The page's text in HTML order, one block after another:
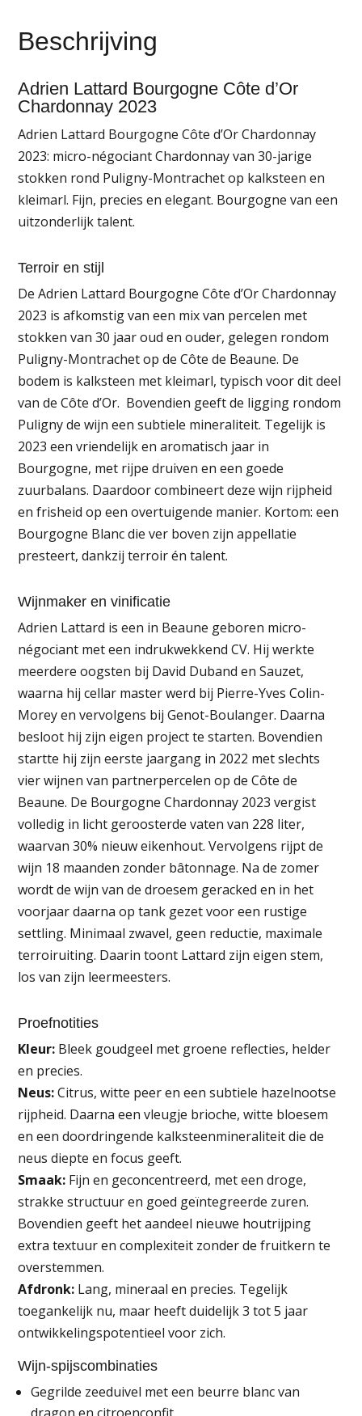
Beschrijving
Adrien Lattard Bourgogne Côte d’Or
Chardonnay 2023
Adrien Lattard Bourgogne Côte d’Or Chardonnay
2023: micro-négociant Chardonnay van 30-jarige
stokken rond Puligny-Montrachet op kalksteen en
kleimarl. Fijn, precies en elegant. Bourgogne van een
uitzonderlijk talent.
Terroir en stijl
De Adrien Lattard Bourgogne Côte d’Or Chardonnay
2023 is afkomstig van een mix van percelen met
stokken van 30 jaar oud en ouder, gelegen rondom
Puligny-Montrachet op de Côte de Beaune. De
bodem is kalksteen met kleimarl, typisch voor dit deel
van de Côte d’Or. Bovendien geeft de ligging rondom
Puligny de wijn een subtiele mineraliteit. Tegelijk is
2023 een vriendelijk en aromatisch jaar in
Bourgogne, met rijpe druiven en een goede
zuurbalans. Daardoor combineert deze wijn rijpheid
en frisheid op een overtuigende manier. Kortom: een
Bourgogne Blanc die ver boven zijn appellatie
presteert, dankzij terroir én talent.
Wijnmaker en vinificatie
Adrien Lattard is een in Beaune geboren micro-
négociant met een indrukwekkend CV. Hij werkte
meerdere oogsten bij David Duband en Sauzet,
waarna hij cellar master werd bij Pierre-Yves Colin-
Morey en vervolgens bij Genot-Boulanger. Daarna
besloot hij zijn eigen project te starten. Bovendien
startte hij zijn eerste jaargang in 2022 met slechts
vier wijnen van partnerpercelen op de Côte de
Beaune. De Bourgogne Chardonnay 2023 vergist
volledig in licht geroosterde vaten van 228 liter,
waarvan 30% nieuw eikenhout. Vervolgens rijpt de
wijn 18 maanden zonder bâtonnage. Na de zomer
wordt de wijn van de droesem geracked en in het
voorjaar daarna op tank gezet voor een rustige
settling. Minimaal zwavel, geen reductie, maximale
terroiruiting. Daarin toont Lattard zijn eigen stem,
los van zijn leermeesters.
Proefnotities
Kleur: Bleek goudgeel met groene reflecties, helder
en precies.
Neus:Citrus, witte peer en een subtiele hazelnootse
rijpheid. Daarna een vleugje brioche, witte bloesem
en een doordringende kalksteenmineraliteit die de
neus diepte en focus geeft.
Smaak: Fijn en geconcentreerd, met een droge,
strakke structuur en goed geïntegreerde zuren.
Bovendien geeft het aandeel nieuwe houtrijping
extra textuur en complexiteit zonder de fruitkern te
overstemmen.
Afdronk: Lang, mineraal en precies. Tegelijk
toegankelijk nu, maar heeft duidelijk 3 tot 5 jaar
ontwikkelingspotentieel voor zich.
Wijn-spijscombinaties
Gegrilde zeeduivel met een beurre blanc van